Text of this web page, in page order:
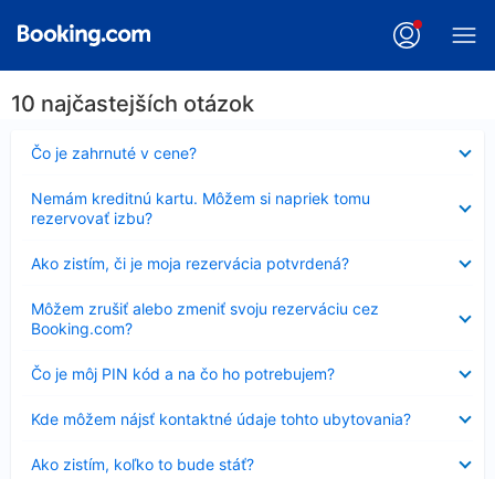
10 najčastejších otázok
Čo je zahrnuté v cene?
Nezobrazuje
sa
Nemám kreditnú kartu. Môžem si napriek tomu
rezervovať izbu?
sa
Ako zistím, či je moja rezervácia potvrdená?
sa
Môžem zrušiť alebo zmeniť svoju rezerváciu cez
Booking.com?
sa
Čo je môj PIN kód a na čo ho potrebujem?
Nezobrazuje
sa
Kde môžem nájsť kontaktné údaje tohto ubytovania?
sa
Ako zistím, koľko to bude stáť?
sa